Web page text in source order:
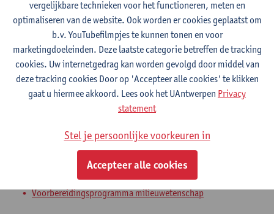
Master of Biology: Global Change Biology
Master in de productontwikkeling
Master of Rehabilitation Sciences and Physiotherapy:
internal conditions
Master of Rehabilitation Sciences and Physiotherapy:
neurological conditions
Educatieve master in de wetenschappen en technologie:
Master in Sustainable and Resilient Pavement Engineering
Schakelprogramma milieuwetenschap
Exchange Faculty TI
-Course offer for exchange students Faculty of Law
Voorbereidingsprogramma milieuwetenschap
vergelijkbare technieken voor het functioneren, meten en
optimaliseren van de website. Ook worden er cookies geplaatst om
b.v. YouTubefilmpjes te kunnen tonen en voor
marketingdoeleinden. Deze laatste categorie betreffen de tracking
cookies. Uw internetgedrag kan worden gevolgd door middel van
deze tracking cookies Door op 'Accepteer alle cookies' te klikken
gaat u hiermee akkoord. Lees ook het UAntwerpen Privacy
statement
Stel je persoonlijke voorkeuren in
Accepteer alle cookies